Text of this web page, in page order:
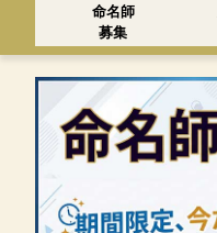
命名師
募集